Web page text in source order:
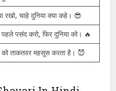
की कोशिश करते हैं, मगर कभी
पाते। 🔥
है, बाकी सब तो फॉलोअर हैं। 💯
गया हूँ, मैं बस तुम्हें समझने का मौका
चाहे दुनिया क्या कहे। 😎